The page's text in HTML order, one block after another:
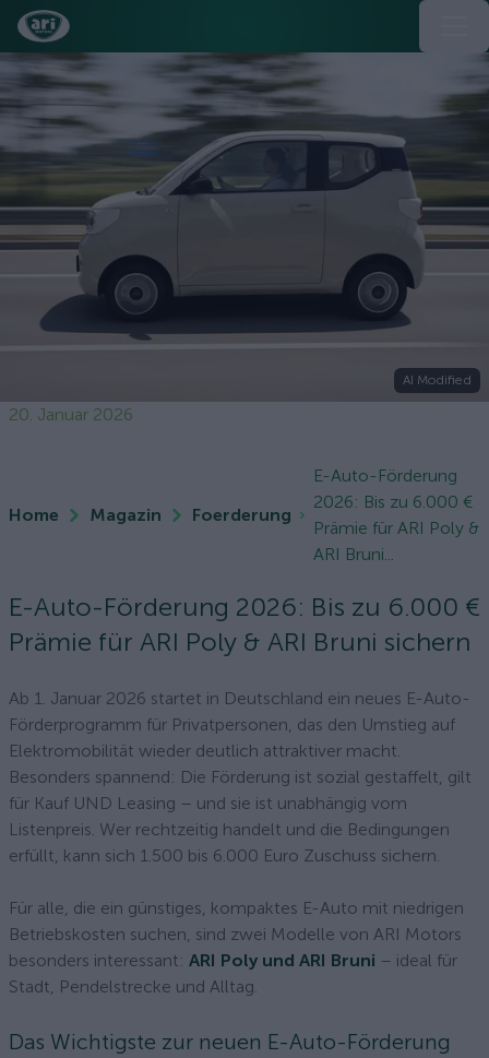
AI Modified
20. Januar 2026
Home Magazin Foerderung
E-Auto-Förderung
2026: Bis zu 6.000 €
Prämie für ARI Poly &
ARI Bruni...
E-Auto-Förderung 2026: Bis zu 6.000 €
Prämie für ARI Poly & ARI Bruni sichern
Ab 1. Januar 2026 startet in Deutschland ein neues E-Auto-
Förderprogramm für Privatpersonen, das den Umstieg auf
Elektromobilität wieder deutlich attraktiver macht.
Besonders spannend: Die Förderung ist sozial gestaffelt, gilt
für Kauf UND Leasing – und sie ist unabhängig vom
Listenpreis. Wer rechtzeitig handelt und die Bedingungen
erfüllt, kann sich 1.500 bis 6.000 Euro Zuschuss sichern.
Für alle, die ein günstiges, kompaktes E-Auto mit niedrigen
Betriebskosten suchen, sind zwei Modelle von ARI Motors
besonders interessant: ARI Poly und ARI Bruni – ideal für
Stadt, Pendelstrecke und Alltag.
Das Wichtigste zur neuen E-Auto-Förderung